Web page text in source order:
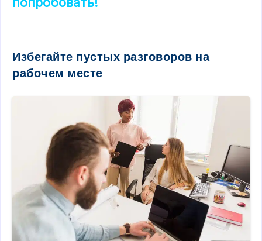
Избегайте пустых разговоров на
рабочем месте